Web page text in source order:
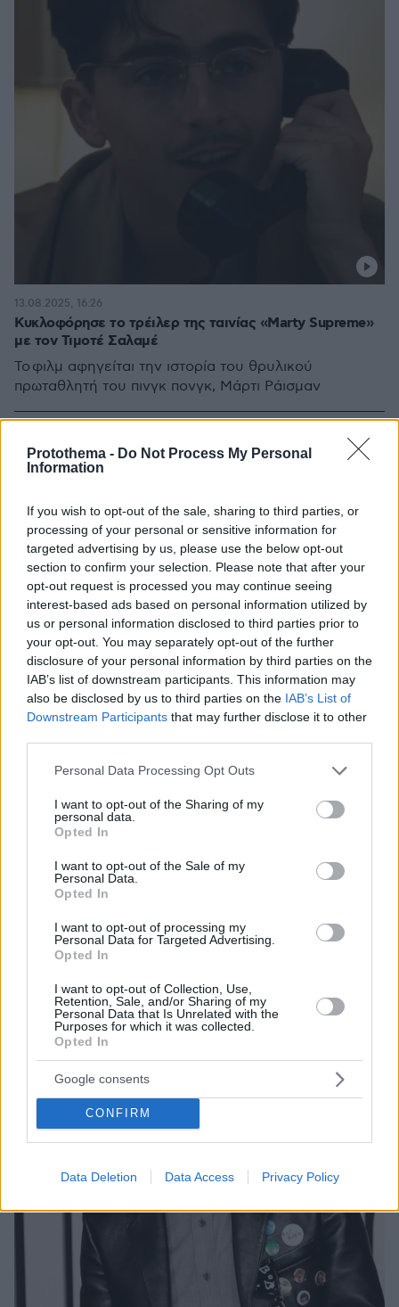
Protothema - Do Not Process My Personal
Information
If you wish to opt-out of the sale, sharing to third parties, or
processing of your personal or sensitive information for
targeted advertising by us, please use the below opt-out
section to confirm your selection. Please note that after your
opt-out request is processed you may continue seeing
interest-based ads based on personal information utilized by
us or personal information disclosed to third parties prior to
your opt-out. You may separately opt-out of the further
disclosure of your personal information by third parties on the
IAB’s list of downstream participants. This information may
also be disclosed by us to third parties on the IAB’s List of
Downstream Participants that may further disclose it to other
Please note that this website/app uses one or more Google
not limited to your visit or usage behaviour. You may click to
grant or deny consent to Google and its third-party tags to
use your data for below specified purposes in below Google
consent section.
Personal Data Processing Opt Outs
I want to opt-out of the Sharing of my
personal data.
Opted In
I want to opt-out of the Sale of my
Personal Data.
Opted In
I want to opt-out of processing my
Personal Data for Targeted Advertising.
Opted In
I want to opt-out of Collection, Use,
Retention, Sale, and/or Sharing of my
Personal Data that Is Unrelated with the
Purposes for which it was collected.
Opted In
Google consents
CONFIRM
Data Deletion Data Access Privacy Policy
Κυκλοφόρησε το τρέιλερ της ταινίας «Marty Supreme»
με τον Τιμοτέ Σαλαμέ
Το φιλμ αφηγείται την ιστορία του θρυλικού
πρωταθλητή του πινγκ πονγκ, Μάρτι Ράισμαν
13.08.2025, 16:26
Οι ερωτικές σκηνές με τον Τίμοθι Σαλαμέ με έκαναν να
νιώθω 100 ετών, είπε η Γκουίνεθ Πάλτροου για τη νέα
τους ταινία
Οι δυο ηθοποιοί θα συμπρωταγωνιστήσουν στην
επερχόμενη ταινία «Marty Supreme»
19.03.2025, 16:16 4